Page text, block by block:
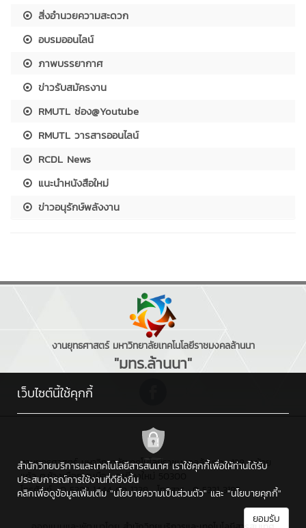
สิ่งอำนวยความสะดวก
อบรมออนไลน์
ภาพบรรยากาศ
ข่าวรับสมัครงาน
RMUTL ช่อง@Youtube
RMUTL วารสารออนไลน์
RCDL News
แนะนำหนังสือใหม่
ข่าวอนุรักษ์พลังงาน
งานยุทธศาสตร์ มหาวิทยาลัยเทคโนโลยีราชมงคลล้านนา
"มทร.ล้านนา"
งานยุทธศาสตร์ มหาวิทยาลัยเทคโนโลยีราชมงคลล้านนา : 128 ถ.ห้วย
แก้ว ต.ช้างเผือก อ.เมือง จ.เชียงใหม่ 50300
โทรศัพท์ : 0 5392 1444 ต่อ 1238 , โทรสาร : 0 5321 3183
เว็บไซต์นี้ใช้คุกกี้
สำนักวิทยบริการและเทคโนโลยีสารสนเทศ เราใช้คุกกี้เพื่อให้ท่านได้รับ
ประสบการณ์การใช้งานที่ดียิ่งขึ้น
คลิกเพื่อดูข้อมูลเพิ่มเติม "นโยบายความเป็นส่วนตัว" และ "นโยบายคุกกี้"
ยอมรับ